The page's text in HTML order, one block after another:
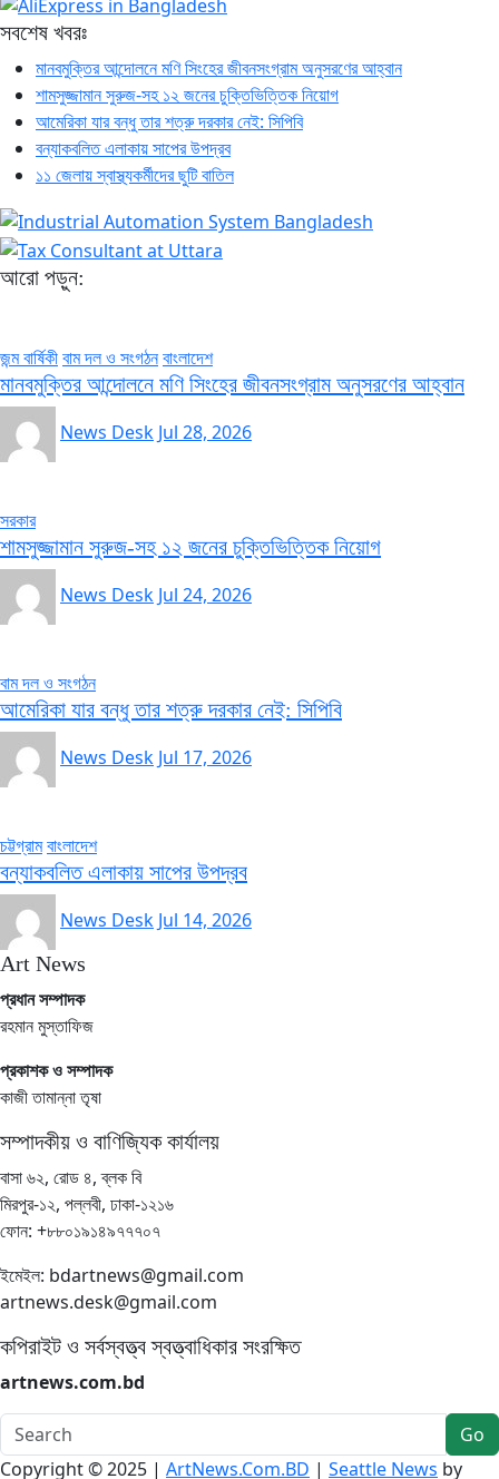
সবশেষ খবরঃ
মানবমুক্তির আন্দোলনে মণি সিংহের জীবনসংগ্রাম অনুসরণের আহ্বান
শামসুজ্জামান সুরুজ-সহ ১২ জনের চুক্তিভিত্তিক নিয়োগ
আমেরিকা যার বন্ধু তার শত্রু দরকার নেই: সিপিবি
বন্যাকবলিত এলাকায় সাপের উপদ্রব
১১ জেলায় স্বাস্থ্যকর্মীদের ছুটি বাতিল
আরো পড়ুন:
জন্ম বার্ষিকীবাম দল ও সংগঠনবাংলাদেশ
মানবমুক্তির আন্দোলনে মণি সিংহের জীবনসংগ্রাম অনুসরণের আহ্বান
News Desk Jul 28, 2026
সরকার
শামসুজ্জামান সুরুজ-সহ ১২ জনের চুক্তিভিত্তিক নিয়োগ
News Desk Jul 24, 2026
বাম দল ও সংগঠন
আমেরিকা যার বন্ধু তার শত্রু দরকার নেই: সিপিবি
News Desk Jul 17, 2026
চট্টগ্রামবাংলাদেশ
বন্যাকবলিত এলাকায় সাপের উপদ্রব
News Desk Jul 14, 2026
Art News
প্রধান সম্পাদক
রহমান মুস্তাফিজ
প্রকাশক ও সম্পাদক
কাজী তামান্না তৃষা
সম্পাদকীয় ও বাণিজ্যিক কার্যালয়
বাসা ৬২, রোড ৪, ব্লক বি
মিরপুর-১২, পল্লবী, ঢাকা-১২১৬
ফোন: +৮৮০১৯১৪৯৭৭৭০৭
ইমেইল: bdartnews@gmail.com
artnews.desk@gmail.com
কপিরাইট ও সর্বস্বত্ত্ব স্বত্ত্বাধিকার সংরক্ষিত
artnews.com.bd
Go
Copyright © 2025 | ArtNews.Com.BD | Seattle News by